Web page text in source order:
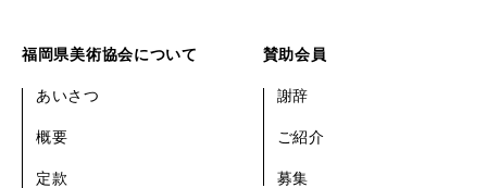
福岡県美術協会について
あいさつ
概要
定款
賛助会員
謝辞
ご紹介
募集